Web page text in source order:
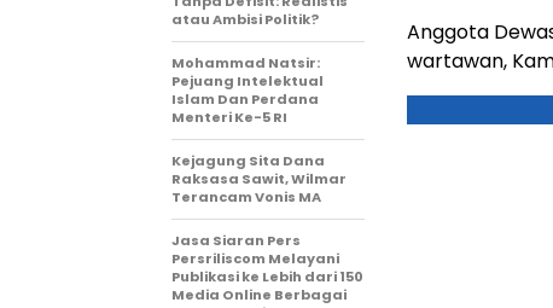
Anggota
wartawan,
atau Ambisi Politik?
Mohammad Natsir:
Pejuang Intelektual
Islam Dan Perdana
Menteri Ke-5 RI
Kejagung Sita Dana
Raksasa Sawit, Wilmar
Terancam Vonis MA
Jasa Siaran Pers
Persriliscom Melayani
Publikasi ke Lebih dari 150
Media Online Berbagai